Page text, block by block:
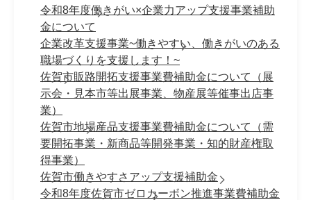
令和8年度働きがい×企業力アップ支援事業補助
金について
企業改革支援事業~働きやすい、働きがいのある
職場づくりを支援します！~
佐賀市販路開拓支援事業費補助金について（展
示会・見本市等出展事業、物産展等催事出店事
業）
佐賀市地場産品支援事業費補助金について（需
要開拓事業・新商品等開発事業・知的財産権取
得事業）
佐賀市働きやすさアップ支援補助金
令和8年度佐賀市ゼロカーボン推進事業費補助金